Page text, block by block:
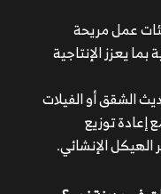
عمل مريحة
يعزز الإنتاجية
الشقق أو الفيلات
إعادة توزيع
الهيكل الإنشائي.